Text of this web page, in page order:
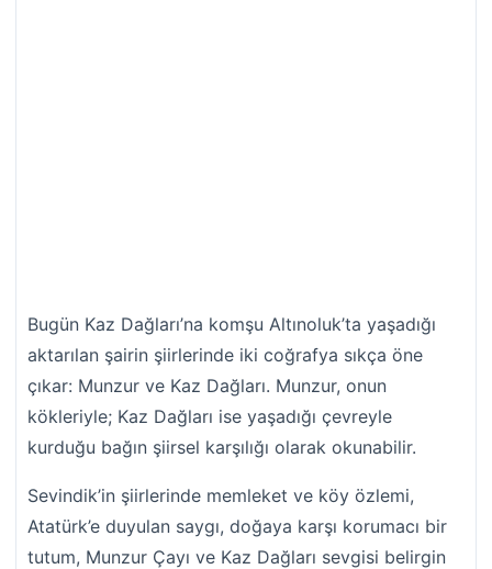
Bugün Kaz Dağları’na komşu Altınoluk’ta yaşadığı
aktarılan şairin şiirlerinde iki coğrafya sıkça öne
çıkar: Munzur ve Kaz Dağları. Munzur, onun
kökleriyle; Kaz Dağları ise yaşadığı çevreyle
kurduğu bağın şiirsel karşılığı olarak okunabilir.
Sevindik’in şiirlerinde memleket ve köy özlemi,
Atatürk’e duyulan saygı, doğaya karşı korumacı bir
tutum, Munzur Çayı ve Kaz Dağları sevgisi belirgin